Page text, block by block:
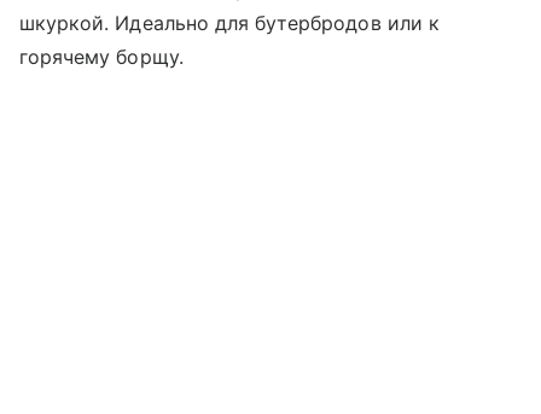
шкуркой. Идеально для бутербродов или к
горячему борщу.